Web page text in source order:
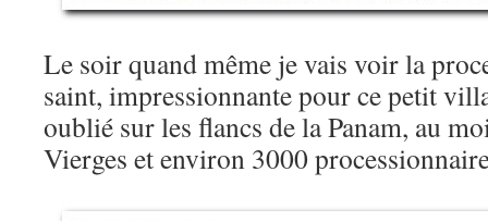
Le soir quand même je vais voir la
saint, impressionnante pour ce petit
oublié sur les flancs de la Panam, au
Vierges et environ 3000